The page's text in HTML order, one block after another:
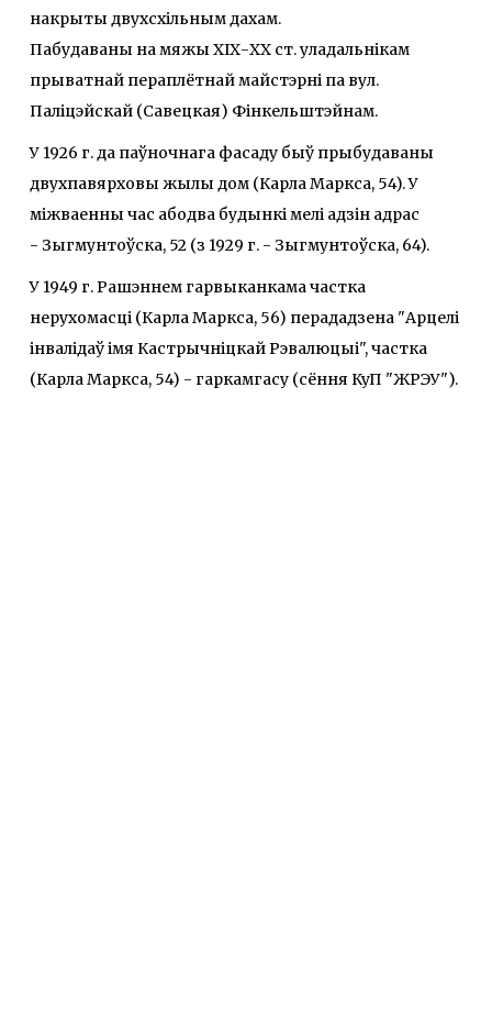
накрыты двухсхільным дахам.
Пабудаваны на мяжы ХІХ-ХХ ст. уладальнікам
прыватнай пераплётнай майстэрні па вул.
Паліцэйскай (Савецкая) Фінкельштэйнам.
У 1926 г. да паўночнага фасаду быў прыбудаваны
двухпавярховы жылы дом (Карла Маркса, 54). У
міжваенны час абодва будынкі мелі адзін адрас
- Зыгмунтоўска, 52 (з 1929 г. - Зыгмунтоўска, 64).
У 1949 г. Рашэннем гарвыканкама частка
нерухомасці (Карла Маркса, 56) перададзена "Арцелі
інвалідаў імя Кастрычніцкай Рэвалюцыі", частка
(Карла Маркса, 54) - гаркамгасу (сёння КуП "ЖРЭУ").